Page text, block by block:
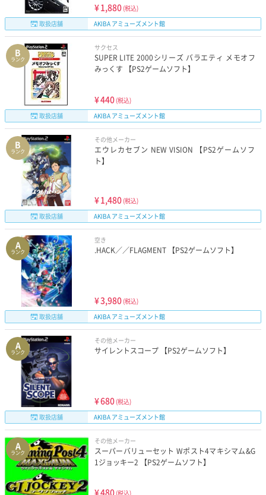
¥1,880 (税込)
取扱店舗
AKIBA アミューズメント館
B
ランク
サクセス
SUPER LITE 2000シリーズ バラエティ メモオフ
みっくす 【PS2ゲームソフト】
¥440 (税込)
取扱店舗
AKIBA アミューズメント館
B
ランク
その他メーカー
エウレカセブン NEW VISION 【PS2ゲームソフ
ト】
¥1,480 (税込)
取扱店舗
AKIBA アミューズメント館
A
ランク
空き
.HACK／／FLAGMENT 【PS2ゲームソフト】
¥3,980 (税込)
取扱店舗
AKIBA アミューズメント館
A
ランク
その他メーカー
サイレントスコープ 【PS2ゲームソフト】
¥680 (税込)
取扱店舗
AKIBA アミューズメント館
A
ランク
その他メーカー
スーパーバリューセット Wポスト4マキシマム&G
1ジョッキー2 【PS2ゲームソフト】
¥480 (税込)